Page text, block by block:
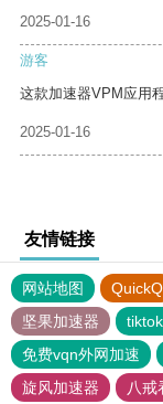
2025-01-16
游客
这款加速器VPM应用
2025-01-16
友情链接
网站地图 QuickQ
坚果加速器
免费vqn外网加速
旋风加速器
八戒